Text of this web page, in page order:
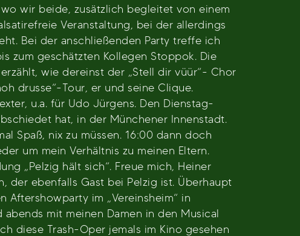
wir beide, zusätzlich begleitet von einem
Veranstaltung, bei der allerdings
Bei der anschließenden Party treffe ich
zum geschätzten Kollegen Stoppok. Die
wie dereinst der „Stell dir vüür“- Chor
drusse“-Tour, er und seine Clique.
u.a. für Udo Jürgens. Den Dienstag-
hat, in der Münchener Innenstadt.
Spaß, nix zu müssen. 16:00 dann doch
um mein Verhältnis zu meinen Eltern.
„Pelzig hält sich“. Freue mich, Heiner
der ebenfalls Gast bei Pelzig ist. Überhaupt
Aftershowparty im „Vereinsheim“ in
mit meinen Damen in den Musical
diese Trash-Oper jemals im Kino gesehen